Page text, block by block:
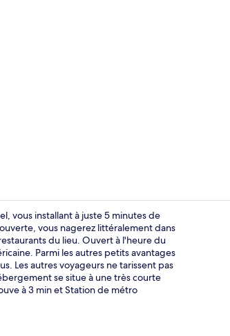
2 bars, bar sportif
vous installant à juste 5 minutes de
vous nagerez littéralement dans
du lieu. Ouvert à l'heure du
Parmi les autres petits avantages
Les autres voyageurs ne tarissent pas
se situe à une très courte
à 3 min et Station de métro